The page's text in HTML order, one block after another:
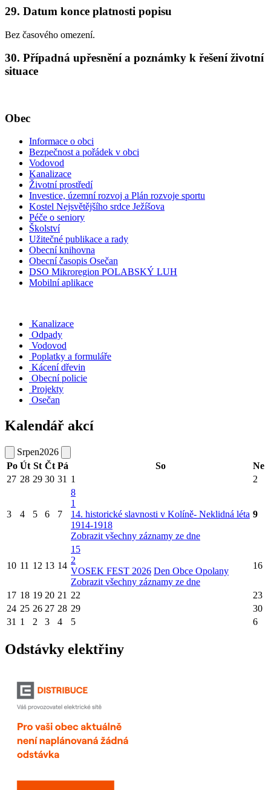
29. Datum konce platnosti popisu
Bez časového omezení.
30. Případná upřesnění a poznámky k řešení životní
situace
Obec
Informace o obci
Bezpečnost a pořádek v obci
Vodovod
Kanalizace
Životní prostředí
Investice, územní rozvoj a Plán rozvoje sportu
Kostel Nejsvětějšího srdce Ježíšova
Péče o seniory
Školství
Užitečné publikace a rady
Obecní knihovna
Obecní časopis Osečan
DSO Mikroregion POLABSKÝ LUH
Mobilní aplikace
Kanalizace
Odpady
Vodovod
Poplatky a formuláře
Kácení dřevin
Obecní policie
Projekty
Osečan
Kalendář akcí
Srpen2026
Po Út St Čt Pá So
Ne
27 28 29 30 31 1 2
3 4 5 6 7
8
1
14. historické slavnosti v Kolíně- Neklidná léta
1914-1918
Zobrazit všechny záznamy ze dne
9
10 11 12 13 14
15
2
VOSEK FEST 2026 Den Obce Opolany
Zobrazit všechny záznamy ze dne
16
17 18 19 20 21 22
23
24 25 26 27 28 29
30
31 1 2 3 4 5 6
Odstávky elektřiny